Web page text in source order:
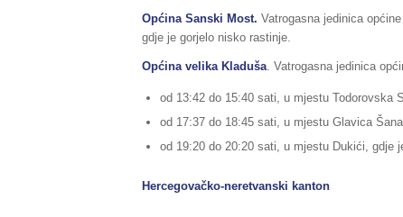
Općina Sanski Most. Vatrogasna jedinica
gdje je gorjelo nisko rastinje.
Općina velika Kladuša. Vatrogasna jedinica
od 13:42 do 15:40 sati, u mjestu Todorovska
od 17:37 do 18:45 sati, u mjestu Glavica
od 19:20 do 20:20 sati, u mjestu Dukići, gdje
Hercegovačko-neretvanski kanton